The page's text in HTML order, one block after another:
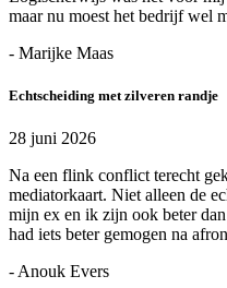
maar nu moest het bedrijf wel
- Marijke Maas
Echtscheiding met zilveren randje
28 juni 2026
Na een flink conflict terecht
mediatorkaart. Niet alleen de
mijn ex en ik zijn ook beter
had iets beter gemogen na
- Anouk Evers